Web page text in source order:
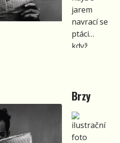
jarem
navrací se
ptáci
když
kam oko
zelenou
se hýří
Brzy